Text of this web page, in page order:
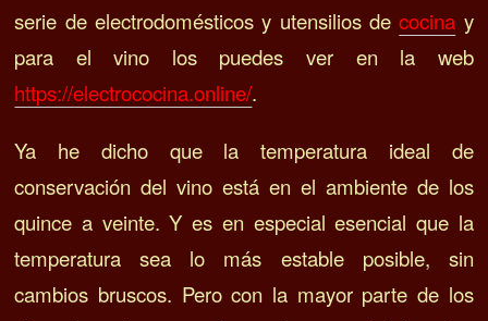
serie de electrodomésticos y utensilios decocina y
para el vino los puedes ver en la web
https://electrococina.online/.
Ya he dicho que la temperatura ideal de
conservación del vino está en el ambiente de los
quince a veinte. Y es en especial esencial que la
temperatura sea lo más estable posible, sin
cambios bruscos. Pero con la mayor parte de los